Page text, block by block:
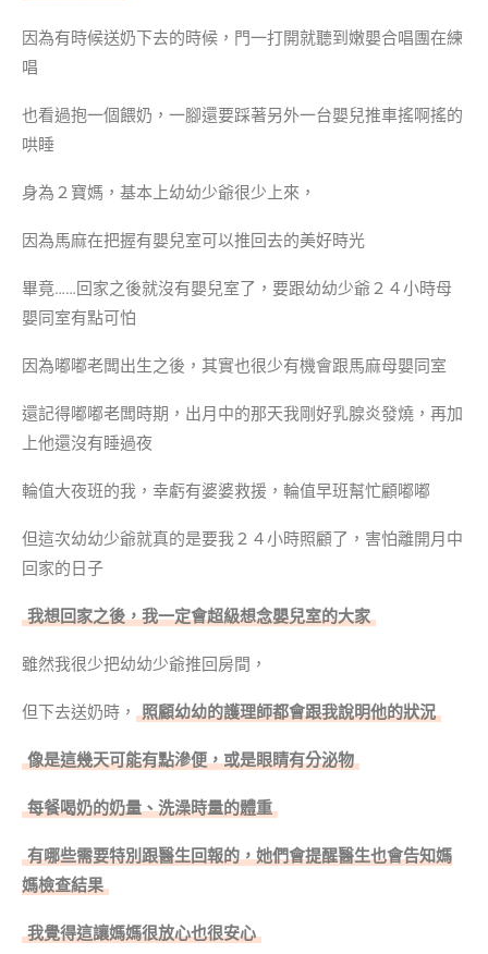
因為有時候送奶下去的時候，門一打開就聽到嫩嬰合唱團在練
唱
也看過抱一個餵奶，一腳還要踩著另外一台嬰兒推車搖啊搖的
哄睡
身為２寶媽，基本上幼幼少爺很少上來，
因為馬麻在把握有嬰兒室可以推回去的美好時光
畢竟……回家之後就沒有嬰兒室了，要跟幼幼少爺２４小時母
嬰同室有點可怕
因為嘟嘟老闆出生之後，其實也很少有機會跟馬麻母嬰同室
還記得嘟嘟老闆時期，出月中的那天我剛好乳腺炎發燒，再加
上他還沒有睡過夜
輪值大夜班的我，幸虧有婆婆救援，輪值早班幫忙顧嘟嘟
但這次幼幼少爺就真的是要我２４小時照顧了，害怕離開月中
回家的日子
我想回家之後，我一定會超級想念嬰兒室的大家
雖然我很少把幼幼少爺推回房間，
但下去送奶時， 照顧幼幼的護理師都會跟我說明他的狀況
像是這幾天可能有點滲便，或是眼睛有分泌物
每餐喝奶的奶量、洗澡時量的體重
有哪些需要特別跟醫生回報的，她們會提醒醫生也會告知媽
媽檢查結果
我覺得這讓媽媽很放心也很安心